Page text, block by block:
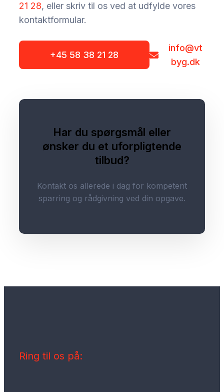
21 28, eller skriv til os ved at udfylde vores
kontaktformular.
+45 58 38 21 28
info@vt
byg.dk
Har du spørgsmål eller
ønsker du et uforpligtende
tilbud?
Kontakt os allerede i dag for kompetent
sparring og rådgivning ved din opgave.
Ring til os på: